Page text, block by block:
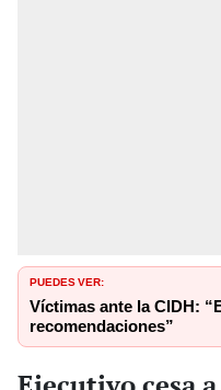
PUEDES VER:
Víctimas ante la CIDH:
recomendaciones”